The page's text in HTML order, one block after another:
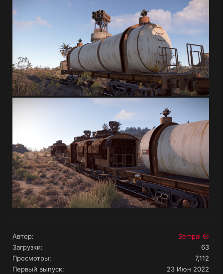
Автор
Sempai
Загрузки
63
Просмотры
7,112
Первый выпуск
23 Июн 2022